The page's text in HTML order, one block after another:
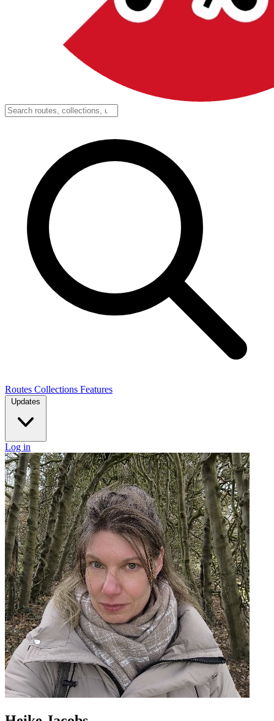
Routes Collections Features
Updates
Log in